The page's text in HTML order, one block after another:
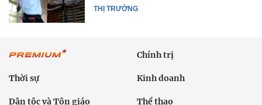
THỊ TRƯỜNG
Chính trị
Thời sự Kinh doanh
Dân tộc và Tôn giáo Thể thao